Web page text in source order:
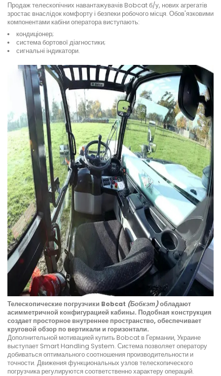
Продаж телескопічних навантажувачів Bobcat б/у, нових агрегатів
зростає внаслідок комфорту і безпеки робочого місця. Обов'язковими
компонентами кабіни оператора виступають:
кондиціонер;
система бортової діагностики;
сигнальні індикатори.
Телескопические погрузчики Bobcat (Бобкэт)обладают
асимметричной конфигурацией кабины. Подобная конструкция
создает просторное внутреннее пространство, обеспечивает
круговой обзор по вертикали и горизонтали.
Дополнительной мотивацией купить Bobcat в Германии, Украине
выступает Smart Handling System. Система позволяет оператору
добиваться оптимального соотношения производительности и
точности. Движения функциональных узлов телескопического
погрузчика регулируются соответственно характеру операций.